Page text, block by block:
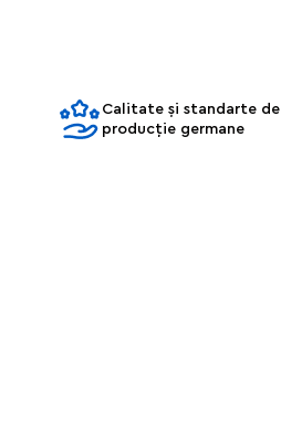
Calitate și standarte de
producție germane